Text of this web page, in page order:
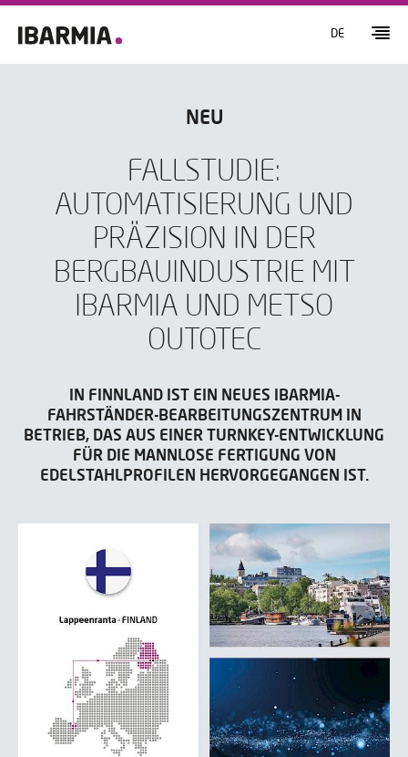
DE
NEU
FALLSTUDIE:
AUTOMATISIERUNG UND
PRÄZISION IN DER
BERGBAUINDUSTRIE MIT
IBARMIA UND METSO
OUTOTEC
IN FINNLAND IST EIN NEUES IBARMIA-
FAHRSTÄNDER-BEARBEITUNGSZENTRUM IN
BETRIEB, DAS AUS EINER TURNKEY-ENTWICKLUNG
FÜR DIE MANNLOSE FERTIGUNG VON
EDELSTAHLPROFILEN HERVORGEGANGEN IST.